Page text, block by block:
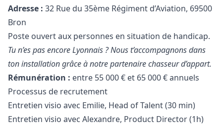
Adresse : 32 Rue du 35ème Régiment d’Aviation, 69500
Bron
Poste ouvert aux personnes en situation de handicap.
Tu n’es pas encore Lyonnais ? Nous t’accompagnons dans
ton installation grâce à notre partenaire chasseur d’appart.
Rémunération : entre 55 000 € et 65 000 € annuels
Processus de recrutement
Entretien visio avec Emilie, Head of Talent (30 min)
Entretien visio avec Alexandre, Product Director (1h)